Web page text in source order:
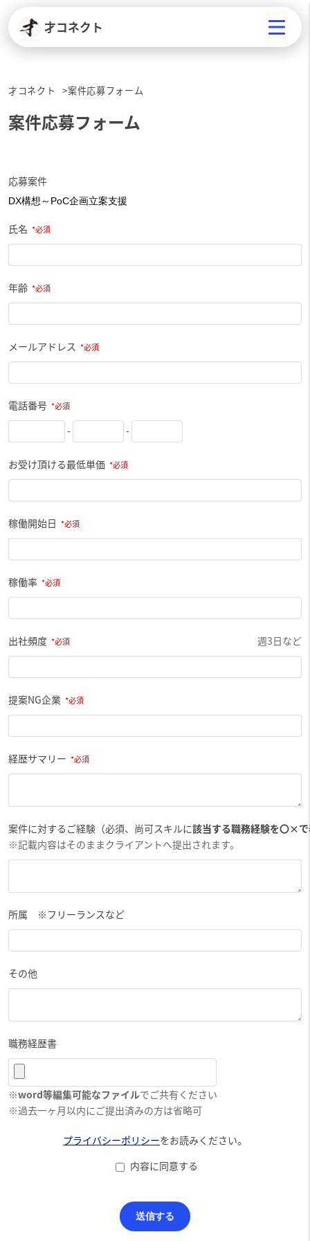
才コネクト
才コネクト 案件応募フォーム
案件応募フォーム
応募案件
氏名
年齢
メールアドレス
電話番号
-
-
お受け頂ける最低単価
稼働開始日
稼働率
出社頻度 週3日など
提案NG企業
経歴サマリー
案件に対するご経験（必須、尚可スキルに該当する職務経験を〇×
※記載内容はそのままクライアントへ提出されます。
所属 ※フリーランスなど
その他
職務経歴書
※word等編集可能なファイルでご共有ください
※過去一ヶ月以内にご提出済みの方は省略可
プライバシーポリシーをお読みください。
内容に同意する